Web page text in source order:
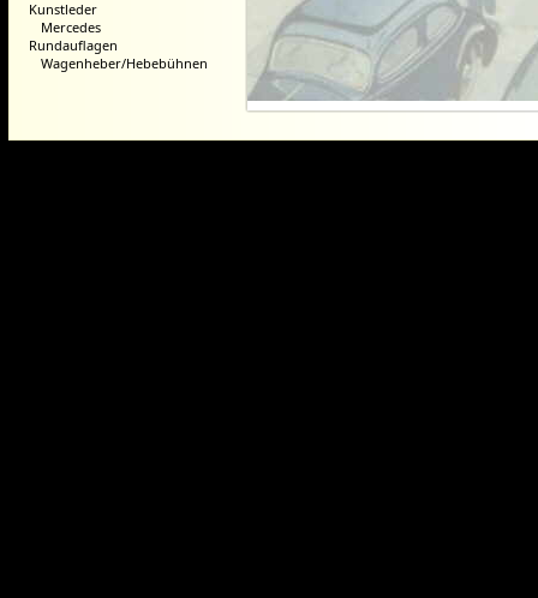
Kunstleder
Mercedes
Rundauflagen
Wagenheber/Hebebühnen